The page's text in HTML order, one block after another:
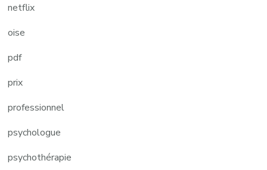
netflix
oise
pdf
prix
professionnel
psychologue
psychothérapie